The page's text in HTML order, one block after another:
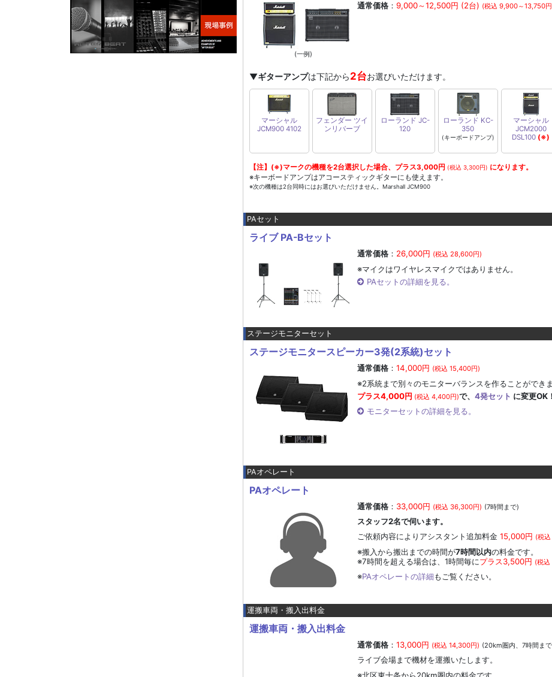
(一例)
通常価格： 9,000～12,500円 (2台) (税込 9,900～13,750
▼ギターアンプは下記から2台お選びいただけます。
マーシャル
JCM900 4102
フェンダー ツイ
ンリバーブ
ローランド JC-
120
ローランド KC-
350
(キーボードアンプ)
マーシャル
JCM2000
DSL100 (※)
【注】(※)マークの機種を2台選択した場合、 プラス3,000円 (税込 3,300円) になります。
※キーボードアンプはアコースティックギターにも使えます。
※次の機種は2台同時にはお選びいただけません。Marshall JCM900
PAセット
ライブ PA-Bセット
通常価格： 26,000円 (税込 28,600円)
※マイクはワイヤレスマイクではありません。
PAセットの詳細を見る。
ステージモニターセット
ステージモニタースピーカー3発(2系統)セット
通常価格： 14,000円 (税込 15,400円)
※2系統まで別々のモニターバランスを作ることができま
プラス4,000円 (税込 4,400円)で、 4発セット に変更OK！
モニターセットの詳細を見る。
PAオペレート
PAオペレート
通常価格： 33,000円 (税込 36,300円) (7時間まで)
スタッフ2名で伺います。
ご依頼内容によりアシスタント追加料金 15,000円 (税
※搬入から搬出までの時間が7時間以内の料金です。
※7時間を超える場合は、1時間毎にプラス3,500円 (税
※PAオペレートの詳細もご覧ください。
運搬車両・搬入出料金
運搬車両・搬入出料金
通常価格： 13,000円 (税込 14,300円) (20km圏内、7時間ま
ライブ会場まで機材を運搬いたします。